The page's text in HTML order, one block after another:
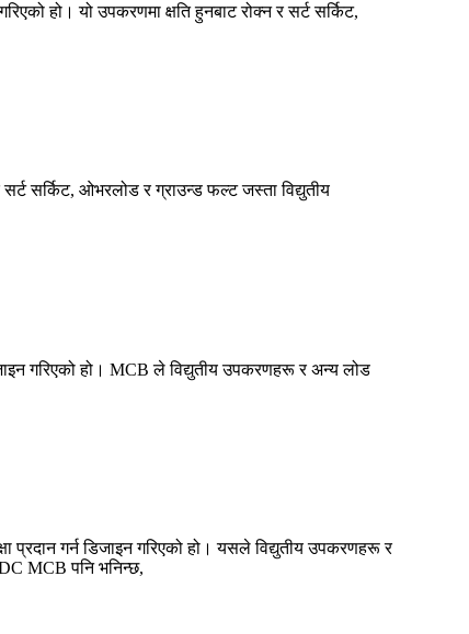
हो। यो उपकरणमा क्षति हुनबाट रोक्न र सर्ट सर्किट,
सर्किट, ओभरलोड र ग्राउन्ड फल्ट जस्ता विद्युतीय
गरिएको हो। MCB ले विद्युतीय उपकरणहरू र अन्य लोड
गर्न डिजाइन गरिएको हो। यसले विद्युतीय उपकरणहरू र
MCB पनि भनिन्छ,